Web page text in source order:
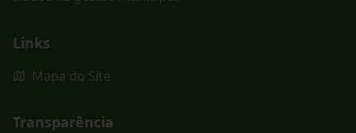
Links
Mapa do Site
Transparência